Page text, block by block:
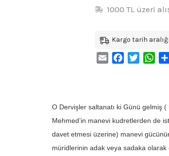
1000 TL üzeri
Kargo tarih
Email FacebookTwitter
O Dervişler saltanatı ki Günü gelmiş
Mehmed’in manevi kudretlerden de
davet etmesi üzerine) manevi
müridlerinin adak veya sadaka